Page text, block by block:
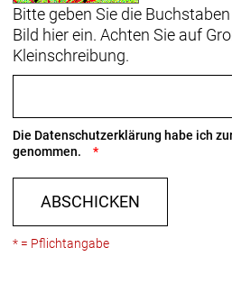
Bitte geben Sie die
Bild hier ein. Achten Sie auf
Kleinschreibung.
Die Datenschutzerklärung habe ich
genommen.
ABSCHICKEN
* = Pflichtangabe